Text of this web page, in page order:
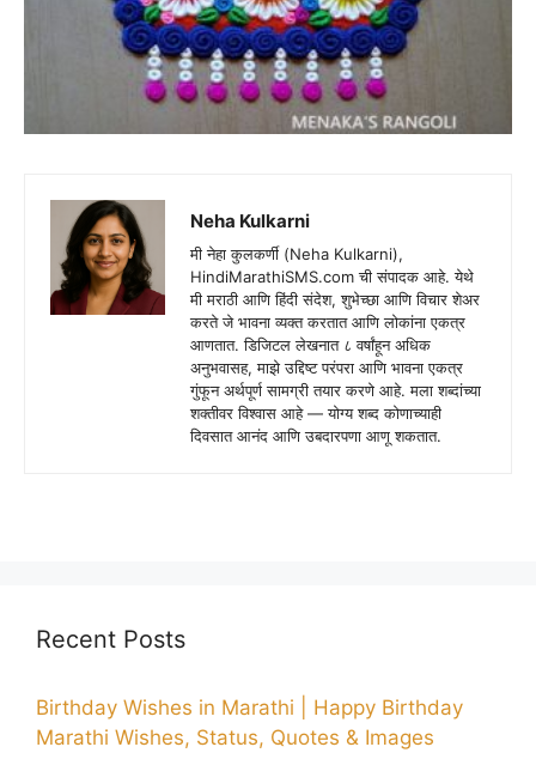
Neha Kulkarni
मी नेहा कुलकर्णी (Neha Kulkarni),
HindiMarathiSMS.com ची संपादक आहे. येथे
मी मराठी आणि हिंदी संदेश, शुभेच्छा आणि विचार शेअर
करते जे भावना व्यक्त करतात आणि लोकांना एकत्र
आणतात. डिजिटल लेखनात ८ वर्षांहून अधिक
अनुभवासह, माझे उद्दिष्ट परंपरा आणि भावना एकत्र
गुंफून अर्थपूर्ण सामग्री तयार करणे आहे. मला शब्दांच्या
शक्तीवर विश्वास आहे — योग्य शब्द कोणाच्याही
दिवसात आनंद आणि उबदारपणा आणू शकतात.
Recent Posts
Birthday Wishes in Marathi | Happy Birthday
Marathi Wishes, Status, Quotes & Images